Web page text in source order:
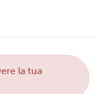
la tua